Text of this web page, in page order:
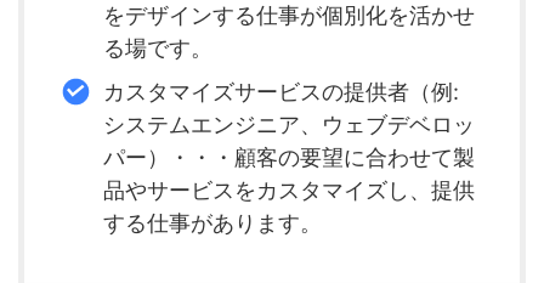
をデザインする仕事が個別化を活かせ
る場です。
カスタマイズサービスの提供者（例:
システムエンジニア、ウェブデベロッ
パー）・・・顧客の要望に合わせて製
品やサービスをカスタマイズし、提供
する仕事があります。